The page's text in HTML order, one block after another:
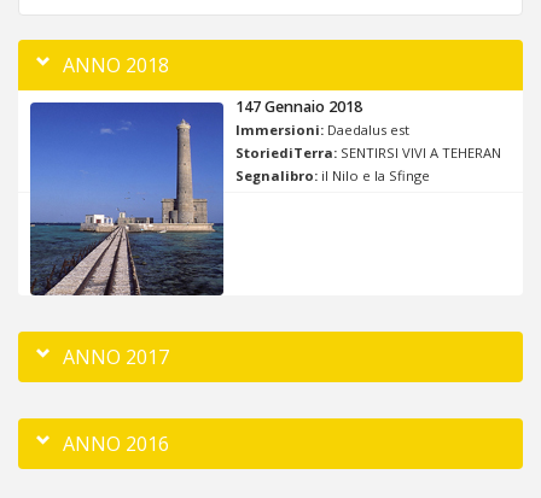
ANNO 2018
147 Gennaio 2018
Immersioni: Daedalus est
StoriediTerra: SENTIRSI VIVI A TEHERAN
Segnalibro: il Nilo e la Sfinge
ANNO 2017
ANNO 2016